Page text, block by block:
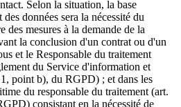
Selon la situation, la base
données sera la nécessité du
des mesures à la demande de la
la conclusion d'un contrat ou d'un
et le Responsable du traitement
du Service d'information et
point b), du RGPD) ; et dans les
du responsable du traitement (art.
consistant en la nécessité de